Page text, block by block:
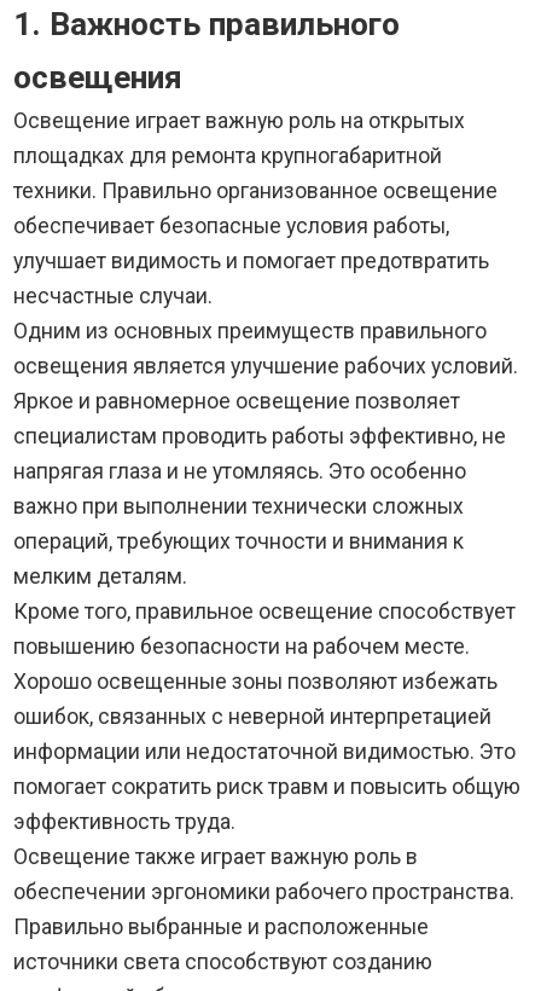
1. Важность правильного
освещения
Освещение играет важную роль на открытых
площадках для ремонта крупногабаритной
техники. Правильно организованное освещение
обеспечивает безопасные условия работы,
улучшает видимость и помогает предотвратить
несчастные случаи.
Одним из основных преимуществ правильного
освещения является улучшение рабочих условий.
Яркое и равномерное освещение позволяет
специалистам проводить работы эффективно, не
напрягая глаза и не утомляясь. Это особенно
важно при выполнении технически сложных
операций, требующих точности и внимания к
мелким деталям.
Кроме того, правильное освещение способствует
повышению безопасности на рабочем месте.
Хорошо освещенные зоны позволяют избежать
ошибок, связанных с неверной интерпретацией
информации или недостаточной видимостью. Это
помогает сократить риск травм и повысить общую
эффективность труда.
Освещение также играет важную роль в
обеспечении эргономики рабочего пространства.
Правильно выбранные и расположенные
источники света способствуют созданию